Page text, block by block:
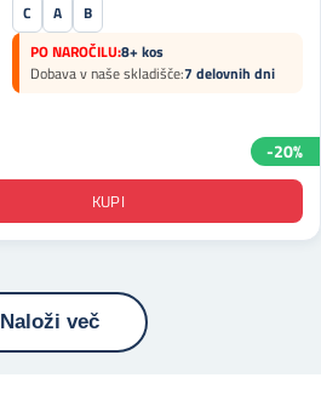
C A
B
PO NAROČILU:8+ kos
Dobava v naše skladišče:7 delovnih dni
-20%
Naloži več